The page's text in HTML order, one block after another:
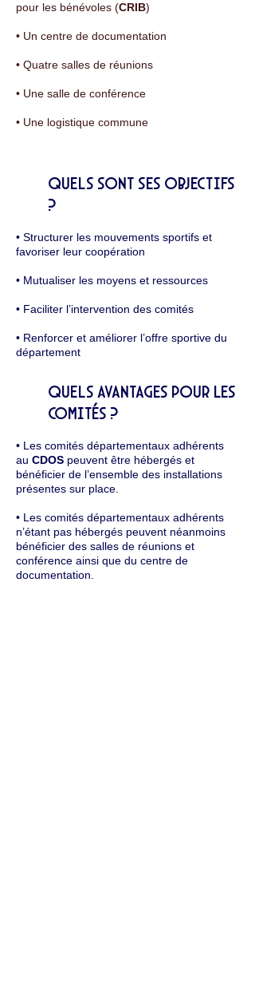
pour les bénévoles (CRIB)
• Un centre de documentation
• Quatre salles de réunions
• Une salle de conférence
• Une logistique commune
Quels sont ses objectifs
?
• Structurer les mouvements sportifs et
favoriser leur coopération
• Mutualiser les moyens et ressources
• Faciliter l’intervention des comités
• Renforcer et améliorer l’offre sportive du
département
Quels avantages pour les
comités ?
• Les comités départementaux adhérents
au CDOS peuvent être hébergés et
bénéficier de l’ensemble des installations
présentes sur place.
• Les comités départementaux adhérents
n’étant pas hébergés peuvent néanmoins
bénéficier des salles de réunions et
conférence ainsi que du centre de
documentation.